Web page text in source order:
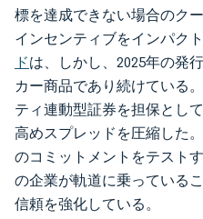
標を達成できない場合のク
インセンティブをインパク
ドは、しかし、2025年の発
カー商品であり続けている
ティ連動型証券を担保とし
高めスプレッドを圧縮した
のコミットメントをテスト
の企業が軌道に乗っている
信頼を強化している。